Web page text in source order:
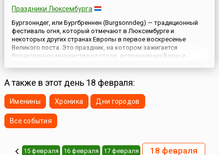
Праздники Люксембурга
Бургзонндег, или Бургбреннен (Burgsonndeg) — традиционный
фестиваль огня, который отмечают в Люксембурге и
некоторых других странах Европы в первое воскресенье
Великого поста. Это праздник, на котором зажигается
бесчисленное множество костров, встречающих Весну и
перемену сезона. Этот огон...
А также в этот день 18 февраля:
Именины Хроника Дни городов
Все события
15 февраля 16 февраля 17 февраля 18 февраля